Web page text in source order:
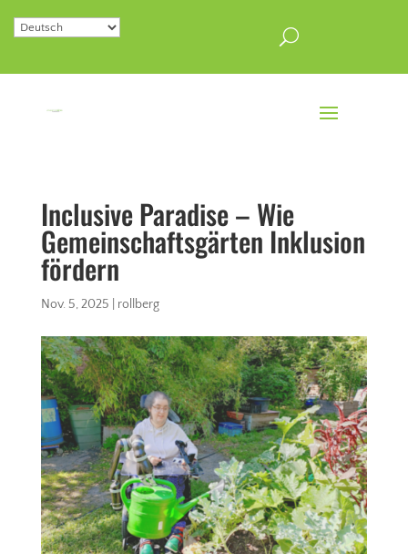
Inclusive Paradise – Wie
Gemeinschaftsgärten Inklusion
fördern
Nov. 5, 2025 rollberg